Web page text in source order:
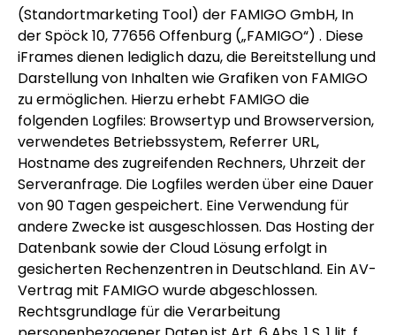
(Standortmarketing Tool) der FAMIGO GmbH, In
der Spöck 10, 77656 Offenburg („FAMIGO“) . Diese
iFrames dienen lediglich dazu, die Bereitstellung und
Darstellung von Inhalten wie Grafiken von FAMIGO
zu ermöglichen. Hierzu erhebt FAMIGO die
folgenden Logfiles: Browsertyp und Browserversion,
verwendetes Betriebssystem, Referrer URL,
Hostname des zugreifenden Rechners, Uhrzeit der
Serveranfrage. Die Logfiles werden über eine Dauer
von 90 Tagen gespeichert. Eine Verwendung für
andere Zwecke ist ausgeschlossen. Das Hosting der
Datenbank sowie der Cloud Lösung erfolgt in
gesicherten Rechenzentren in Deutschland. Ein AV-
Vertrag mit FAMIGO wurde abgeschlossen.
Rechtsgrundlage für die Verarbeitung